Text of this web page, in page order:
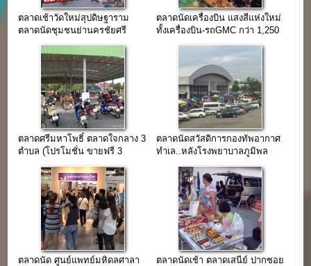
ตลาดเช้าวัดใหม่สุปดิษฐาราม
ตลาดนัดชุมชนย่านครชัยศรี
ตลาดนัดเครื่องบิน แสงสีแห่งใหม่
ทั้งเครื่องบิน-รถGMC กว่า 1,250
ตลาดศรีมหาโพธิ์ ตลาดใจกลาง 3
ตำบล (โปรโมชั่น ขายฟรี 3
ตลาดนัดสวัสดิการกองทัพอากาศ
ทำเล..หลังโรงพยาบาลภูมิพล
ตลาดนัด ศูนย์แพทย์มหิดลศาลา
ตลาดนัดเช้า ตลาดเสนีย์ ปากซอย